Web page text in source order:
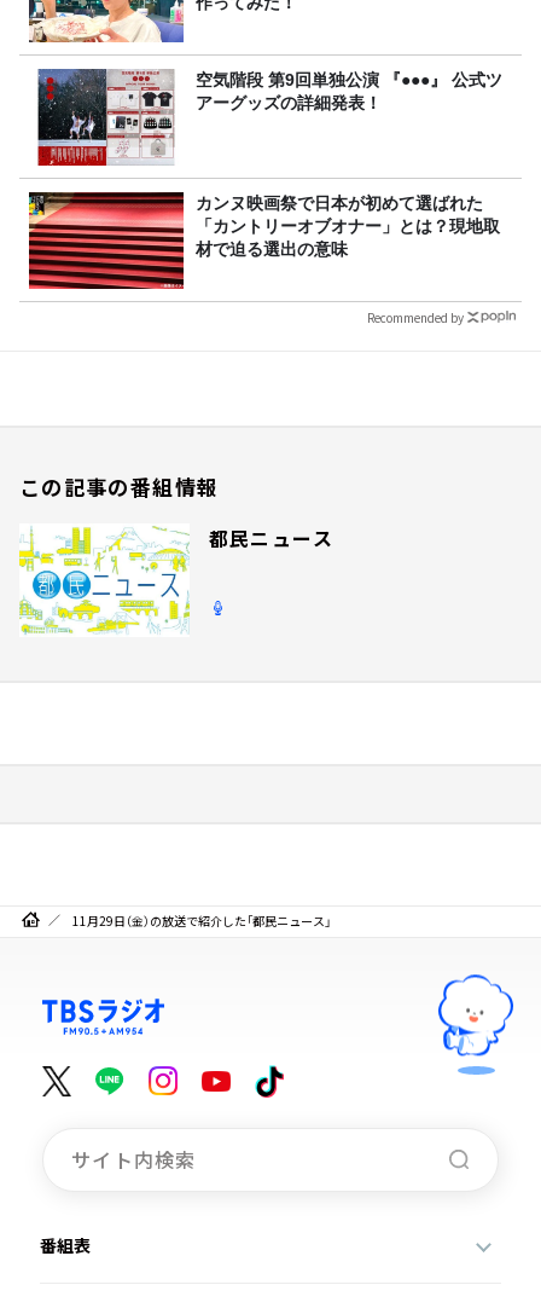
空気階段 第9回単独公演 『●●●』 公式ツ
アーグッズの詳細発表！
カンヌ映画祭で日本が初めて選ばれた
「カントリーオブオナー」とは？現地取
材で迫る選出の意味
Recommended by
この記事の番組情報
都民ニュース
11月29日（金）の放送で紹介した「都民ニュース」
番組表